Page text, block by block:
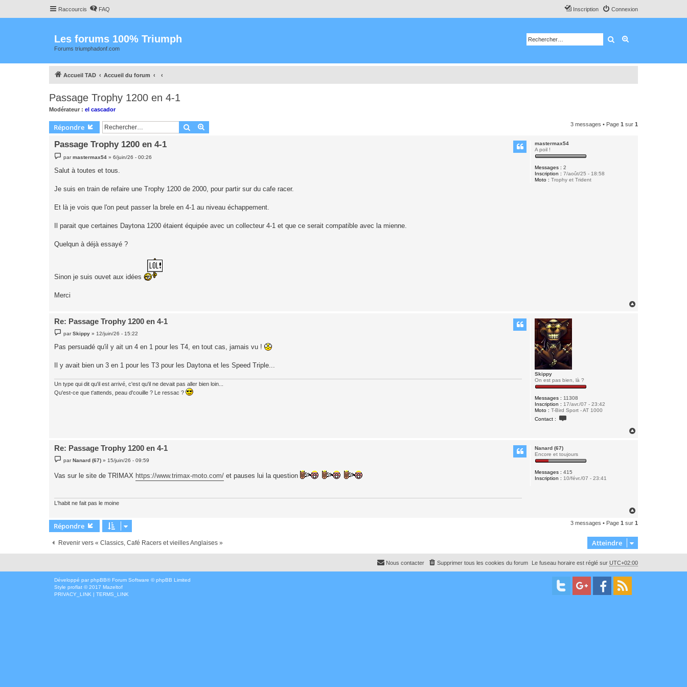
Raccourcis FAQ Connexion
Inscription
Les forums 100% Triumph
Forums triumphadonf.com
Rechercher
Accueil TAD Accueil du forum
Passage Trophy 1200 en 4-1
Modérateur : el cascador
Répondre Rechercher 3 messages • Page 1 sur 1
mastermax54
A poil !
Messages : 2
Inscription : 7/août/25 - 18:58
Moto : Trophy et Trident
Passage Trophy 1200 en 4-1
e
s
s
e
parmastermax54 »6/juin/26 - 00:26
Salut à toutes et tous.
Je suis en train de refaire une Trophy 1200 de 2000, pour partir sur du cafe racer.
Et là je vois que l'on peut passer la brele en 4-1 au niveau échappement.
Il parait que certaines Daytona 1200 étaient équipée avec un collecteur 4-1 et que ce serait compatible avec la mienne.
Quelqun à déjà essayé ?
Sinon je suis ouvet aux idées
Merci
Skippy
On est pas bien, là ?
Messages : 11308
Inscription : 17/avr./07 - 23:42
Moto : T-Bird Sport - AT 1000
Contact :
t
e
S
k
Re: Passage Trophy 1200 en 4-1
e
s
e
parSkippy » 12/juin/26 - 15:22
Pas persuadé qu'il y ait un 4 en 1 pour les T4, en tout cas, jamais vu !
Il y avait bien un 3 en 1 pour les T3 pour les Daytona et les Speed Triple...
Un type qui dit qu'il est arrivé, c'est qu'il ne devait pas aller bien loin...
Qu'est-ce que t'attends, peau d'couille ? Le ressac ?
Nanard (67)
Encore et toujours
Messages : 415
Inscription : 10/févr./07 - 23:41
Re: Passage Trophy 1200 en 4-1
e
s
parNanard (67) » 15/juin/26 - 09:59
Vas sur le site de TRIMAX https://www.trimax-moto.com/ et pauses lui la question
L'habit ne fait pas le moine
u
Répondre 3 messages • Page 1 sur 1
Revenir vers « Classics, Café Racers et vieilles Anglaises » Atteindre
Le fuseau horaire est réglé sur UTC+02:00
Supprimer tous les cookies du forum
Nous contacter
Développé par phpBB® Forum Software © phpBB Limited
Style proflat © 2017 Mazeltof
PRIVACY_LINK | TERMS_LINK